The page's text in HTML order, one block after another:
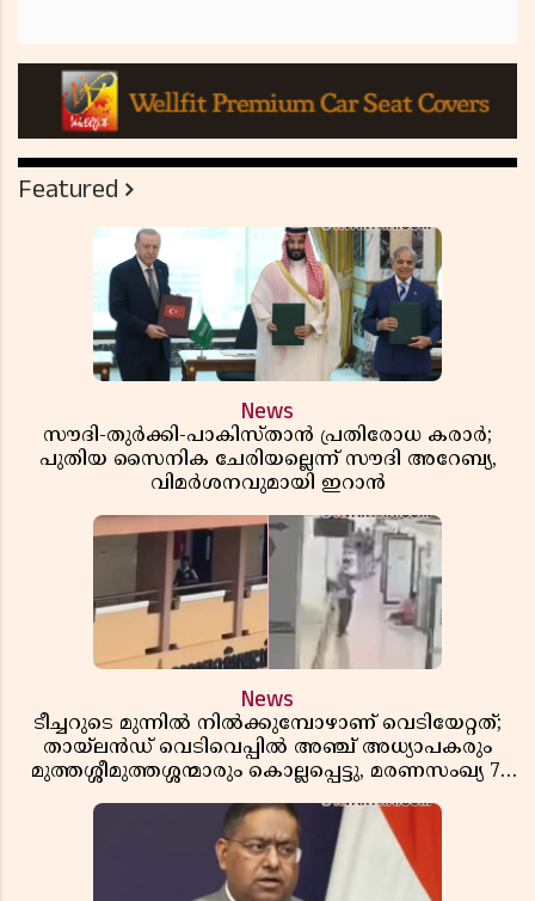
Featured
News
സൗദി-തുർക്കി-പാകിസ്താൻ പ്രതിരോധ കരാർ;
പുതിയ സൈനിക ചേരിയല്ലെന്ന് സൗദി അറേബ്യ,
വിമർശനവുമായി ഇറാൻ
News
ടീച്ചറുടെ മുന്നിൽ നിൽക്കുമ്പോഴാണ് വെടിയേറ്റത്;
തായ്‌ലൻഡ് വെടിവെപ്പിൽ അഞ്ച് അധ്യാപകരും
മുത്തശ്ശീമുത്തശ്ശന്മാരും കൊല്ലപ്പെട്ടു, മരണസംഖ്യ 7;